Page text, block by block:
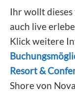
Ihr wollt
auch live
Klick weitere
Resort &
Shore von